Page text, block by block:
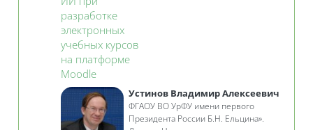
разработке
электронных
учебных курсов
на платформе
MoodleЗанятие 3KL
Устинов Владимир Алексеевич
ФГАОУ ВО УрФУ имени первого
Президента России Б.Н. Ельцина».